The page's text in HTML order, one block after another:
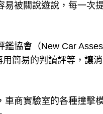
被關說遊說，每一次
協會（New Car
簡易的判讀評等，讓
商實驗室的各種撞擊